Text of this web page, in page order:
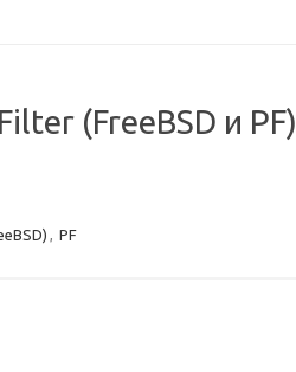
(FreeBSD и PF)
, PF